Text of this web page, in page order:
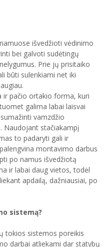
išvedžioti vėdinimo
bei galvoti sudėtingų
Prie jų prisitaiko
būti sulenkiami net iki
ir pačio ortakio forma, kuri
galima labai laisvai
vamzdžio
Naudojant stačiakampį
to padaryti gali ir
montavimo darbus
po namus išvedžiotą
ir labai daug vietos, todėl
apdailą, dažniausiai, po
sistemą?
tokios sistemos poreikis
darbai atliekami dar statybų